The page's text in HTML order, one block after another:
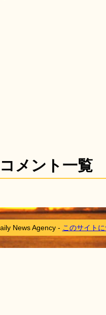
メント一覧
News Agency - このサイト